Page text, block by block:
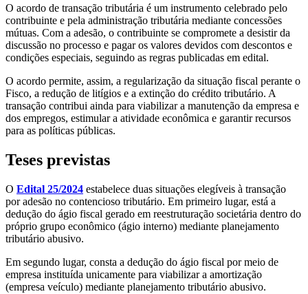
O acordo de transação tributária é um instrumento celebrado pelo
contribuinte e pela administração tributária mediante concessões
mútuas. Com a adesão, o contribuinte se compromete a desistir da
discussão no processo e pagar os valores devidos com descontos e
condições especiais, seguindo as regras publicadas em edital.
O acordo permite, assim, a regularização da situação fiscal perante o
Fisco, a redução de litígios e a extinção do crédito tributário. A
transação contribui ainda para viabilizar a manutenção da empresa e
dos empregos, estimular a atividade econômica e garantir recursos
para as políticas públicas.
Teses previstas
O Edital 25/2024 estabelece duas situações elegíveis à transação
por adesão no contencioso tributário. Em primeiro lugar, está a
dedução do ágio fiscal gerado em reestruturação societária dentro do
próprio grupo econômico (ágio interno) mediante planejamento
tributário abusivo.
Em segundo lugar, consta a dedução do ágio fiscal por meio de
empresa instituída unicamente para viabilizar a amortização
(empresa veículo) mediante planejamento tributário abusivo.